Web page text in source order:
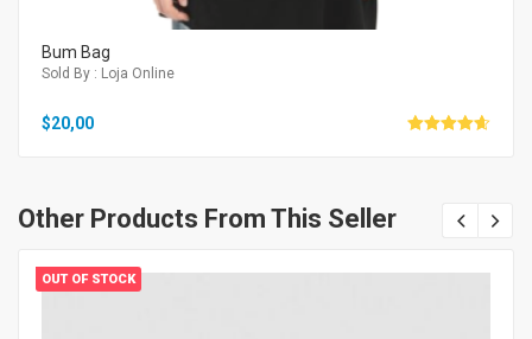
Bum Bag
Sold By : Loja Online
$20,00
Other Products From This Seller
OUT OF STOCK